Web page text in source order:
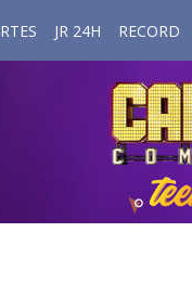
JR 24H RECORD